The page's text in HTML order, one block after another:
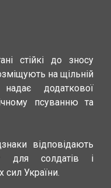
стійкі до зносу
на щільній
додаткової
псуванню та
відповідають
для солдатів і
сил України.